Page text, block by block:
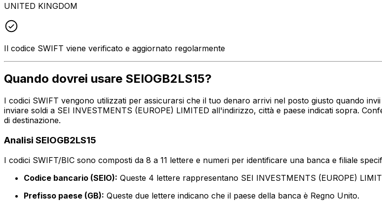
UNITED KINGDOM
Il codice SWIFT viene verificato e aggiornato regolarmente
Quando dovrei usare SEIOGB2LS15?
I codici SWIFT vengono utilizzati per assicurarsi che il tuo denaro arrivi nel posto giusto quando
inviare soldi a SEI INVESTMENTS (EUROPE) LIMITED all'indirizzo, città e paese indicati sopra.
di destinazione.
Analisi SEIOGB2LS15
I codici SWIFT/BIC sono composti da 8 a 11 lettere e numeri per identificare una banca e filiale
Codice bancario (SEIO): Queste 4 lettere rappresentano SEI INVESTMENTS (EUROPE)
Prefisso paese (GB): Queste due lettere indicano che il paese della banca è Regno Unito.